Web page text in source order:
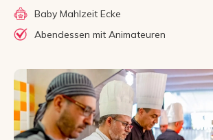
Baby Mahlzeit Ecke
Abendessen mit Animateuren